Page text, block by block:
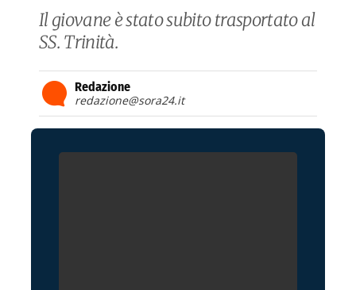
Il giovane è stato subito trasportato al
SS. Trinità.
Redazione
redazione@sora24.it